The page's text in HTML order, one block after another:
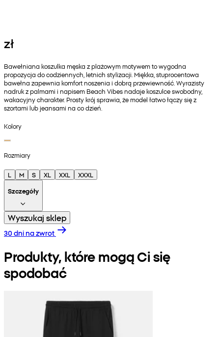
zł
Bawełniana koszulka męska z plażowym motywem to wygodna
propozycja do codziennych, letnich stylizacji. Miękka, stuprocentowa
bawełna zapewnia komfort noszenia i dobrą przewiewność. Wyrazisty
nadruk z palmami i napisem Beach Vibes nadaje koszulce swobodny,
wakacyjny charakter. Prosty krój sprawia, że model łatwo łączy się z
szortami lub jeansami na co dzień.
Kolory
Rozmiary
L M S XL XXL
XXXL
Szczegóły
Wyszukaj sklep
30 dni na zwrot
Produkty, które mogą Ci się
spodobać